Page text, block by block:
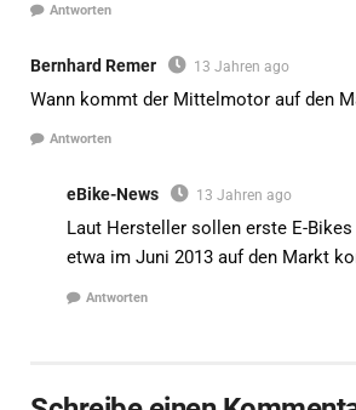
Antworten
Bernhard Remer 13 Jahren ago
Wann kommt der Mittelmotor auf den
Antworten
eBike-News 13 Jahren ago
Laut Hersteller sollen erste E-
etwa im Juni 2013 auf den Markt
Antworten